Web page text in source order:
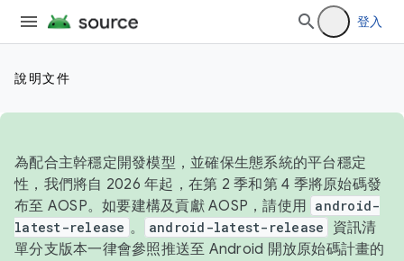
登入
說明文件
為配合主幹穩定開發模型，並確保生態系統的平台穩定
性，我們將自 2026 年起，在第 2 季和第 4 季將原始碼發
布至 AOSP。如要建構及貢獻 AOSP，請使用 android-
latest-release 。 android-latest-release
資訊清
單分支版本一律會參照推送至 Android 開放原始碼計畫的